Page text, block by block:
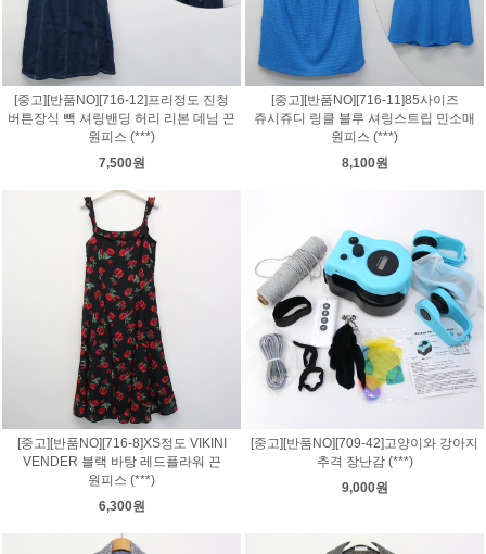
[중고][반품NO][716-12]프리정도 진청
버튼장식 빽 셔링밴딩 허리 리본 데님 끈
원피스 (***)
7,500원
[중고][반품NO][716-11]85사이즈
쥬시쥬디 링클 블루 셔링스트립 민소매
원피스 (***)
8,100원
[중고][반품NO][716-8]XS정도 VIKINI
VENDER 블랙 바탕 레드플라워 끈
원피스 (***)
6,300원
[중고][반품NO][709-42]고양이와 강아지
추격 장난감 (***)
9,000원